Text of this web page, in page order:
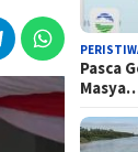
Pasca